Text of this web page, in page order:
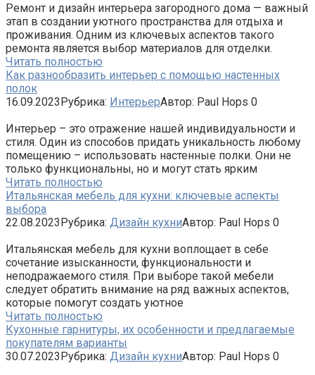
Ремонт и дизайн интерьера загородного дома — важный
этап в создании уютного пространства для отдыха и
проживания. Одним из ключевых аспектов такого
ремонта является выбор материалов для отделки.
Читать полностью
Как разнообразить интерьер с помощью настенных
полок
16.09.2023Рубрика: ИнтерьерАвтор: Paul Hops 0
Интерьер – это отражение нашей индивидуальности и
стиля. Один из способов придать уникальность любому
помещению – использовать настенные полки. Они не
только функциональны, но и могут стать ярким
Читать полностью
Итальянская мебель для кухни: ключевые аспекты
выбора
22.08.2023Рубрика: Дизайн кухниАвтор: Paul Hops 0
Итальянская мебель для кухни воплощает в себе
сочетание изысканности, функциональности и
неподражаемого стиля. При выборе такой мебели
следует обратить внимание на ряд важных аспектов,
которые помогут создать уютное
Читать полностью
Кухонные гарнитуры, их особенности и предлагаемые
покупателям варианты
30.07.2023Рубрика: Дизайн кухниАвтор: Paul Hops 0